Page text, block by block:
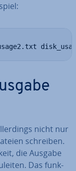
nicht nur
schreiben.
die Ausgabe
Das funk­